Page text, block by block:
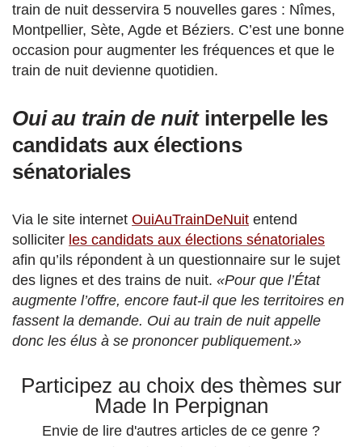
train de nuit desservira 5 nouvelles gares : Nîmes,
Montpellier, Sète, Agde et Béziers. C’est une bonne
occasion pour augmenter les fréquences et que le
train de nuit devienne quotidien.
Oui au train de nuitinterpelle les
candidats aux élections
sénatoriales
Via le site internet OuiAuTrainDeNuit entend
solliciter les candidats aux élections sénatoriales
afin qu’ils répondent à un questionnaire sur le sujet
des lignes et des trains de nuit. «Pour que l’État
augmente l’offre, encore faut-il que les territoires en
fassent la demande. Oui au train de nuit appelle
donc les élus à se prononcer publiquement.»
Participez au choix des thèmes sur
Made In Perpignan
Envie de lire d'autres articles de ce genre ?